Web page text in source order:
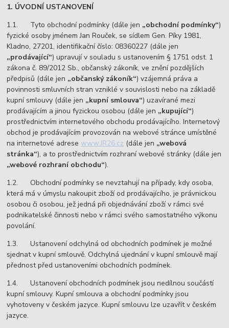
1. ÚVODNÍ USTANOVENÍ
1.1. Tyto obchodní podmínky (dále jen „obchodní podmínky“)
fyzické osoby jménem Jan Rouček, se sídlem Gen. Píky 1981,
Kladno, 27201, identifikační číslo: 08360227 (dále jen
„prodávající“) upravují v souladu s ustanovením § 1751 odst. 1
zákona č. 89/2012 Sb., občanský zákoník, ve znění pozdějších
předpisů (dále jen „občanský zákoník“) vzájemná práva a
povinnosti smluvních stran vzniklé v souvislosti nebo na základě
kupní smlouvy (dále jen „kupní smlouva“) uzavírané mezi
prodávajícím a jinou fyzickou osobou (dále jen „kupující“)
prostřednictvím internetového obchodu prodávajícího. Internetový
obchod je prodávajícím provozován na webové stránce umístěné
na internetové adresewww.JR26.cz (dále jen „webová
stránka“), a to prostřednictvím rozhraní webové stránky (dále jen
„webové rozhraní obchodu“).
1.2. Obchodní podmínky se nevztahují na případy, kdy osoba,
která má v úmyslu nakoupit zboží od prodávajícího, je právnickou
osobou či osobou, jež jedná při objednávání zboží v rámci své
podnikatelské činnosti nebo v rámci svého samostatného výkonu
povolání.
1.3. Ustanovení odchylná od obchodních podmínek je možné
sjednat v kupní smlouvě. Odchylná ujednání v kupní smlouvě mají
přednost před ustanoveními obchodních podmínek.
1.4. Ustanovení obchodních podmínek jsou nedílnou součástí
kupní smlouvy. Kupní smlouva a obchodní podmínky jsou
vyhotoveny v českém jazyce. Kupní smlouvu lze uzavřít v českém
jazyce.